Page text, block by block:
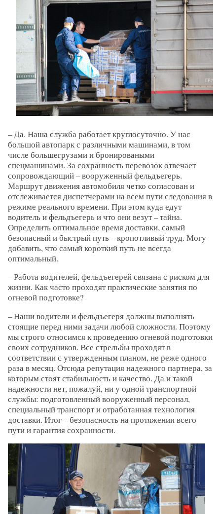
– Да. Наша служба работает круглосуточно. У нас
большой автопарк с различными машинами, в том
числе большегрузами и бронироваными
спецмашинами. За сохранность перевозок отвечает
сопровождающий – вооруженный фельдъегерь.
Маршрут движения автомобиля четко согласован и
отслеживается диспетчерами на всем пути следования в
режиме реального времени. При этом куда едут
водитель и фельдъегерь и что они везут – тайна.
Определить оптимальное время доставки, самый
безопасный и быстрый путь – кропотливый труд. Могу
добавить, что самый короткий путь не всегда
оптимальный.
– Работа водителей, фельдъегерей связана с риском для
жизни. Как часто проходят практические занятия по
огневой подготовке?
– Наши водители и фельдъегеря должны выполнять
стоящие перед ними задачи любой сложности. Поэтому
мы строго относимся к проведению огневой подготовки
своих сотрудников. Все стрельбы проходят в
соответствии с утвержденным планом, не реже одного
раза в месяц. Отсюда репутация надежного партнера, за
которым стоят стабильность и качество. Да и такой
надежности нет, пожалуй, ни у одной транспортной
службы: подготовленный вооруженный персонал,
специальный транспорт и отработанная технология
доставки. Итог – безопасность на протяжении всего
пути и гарантия сохранности.